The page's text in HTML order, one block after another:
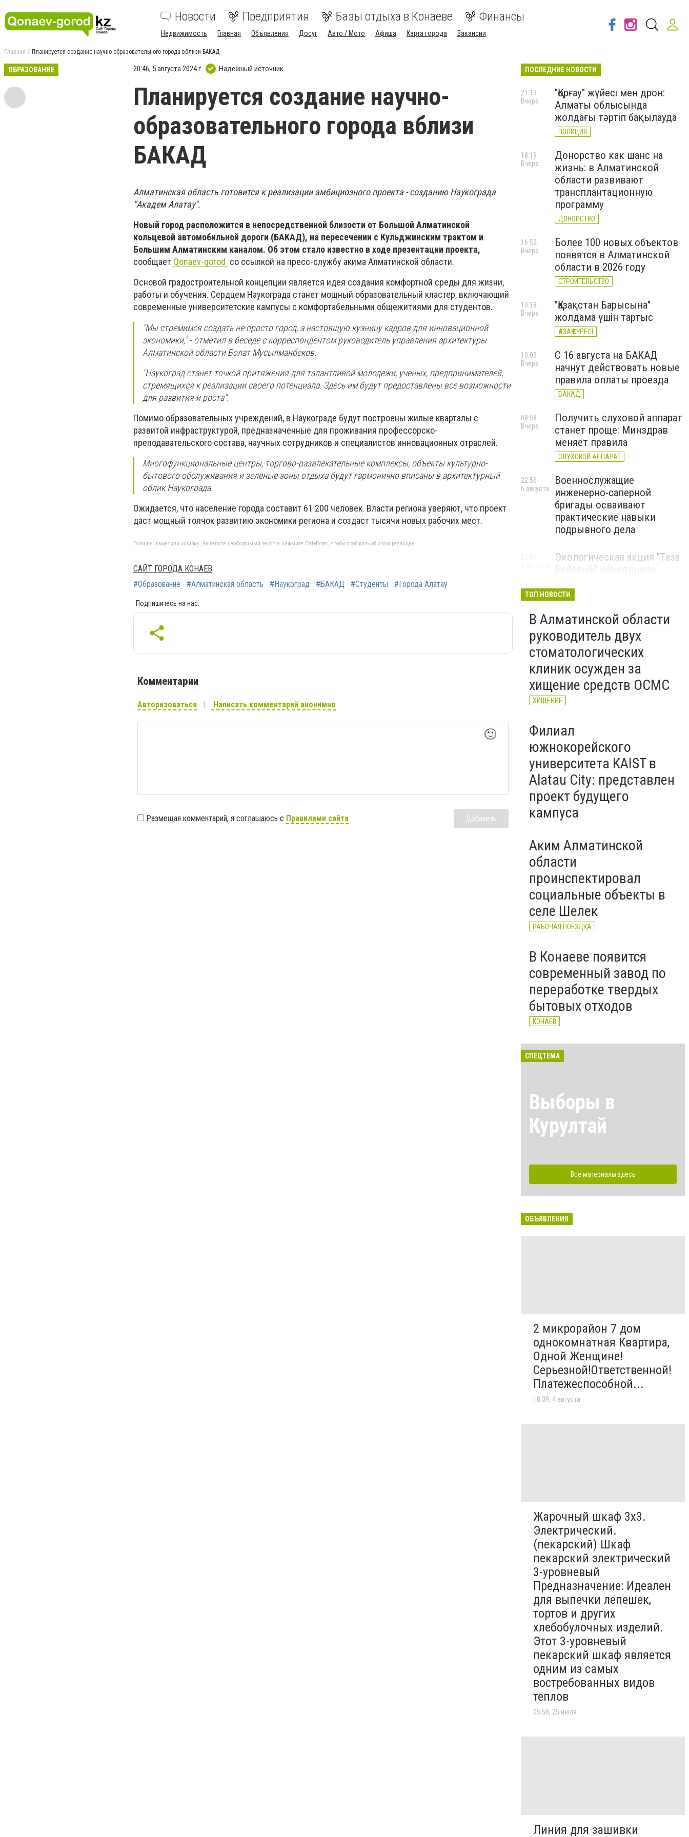
Новости Предприятия Базы отдыха в Конаеве Финансы
Недвижимость Главная Объявления Досуг Авто / Мото Афиша Карта города Вакансии
Главная Планируется создание научно-образовательного города вблизи БАКАД
ОБРАЗОВАНИЕ 20:46, 5 августа 2024 г. Надежный источник
Планируется создание научно-
образовательного города вблизи
БАКАД
Алматинская область готовится к реализации амбициозного проекта - созданию Наукограда
"Академ Алатау".
Новый город расположится в непосредственной близости от Большой Алматинской
кольцевой автомобильной дороги (БАКАД), на пересечении с Кульджинским трактом и
Большим Алматинским каналом. Об этом стало известно в ходе презентации проекта,
сообщает Qonaev-gorod со ссылкой на пресс-службу акима Алматинской области.
Основой градостроительной концепции является идея создания комфортной среды для жизни,
работы и обучения. Сердцем Наукограда станет мощный образовательный кластер, включающий
современные университетские кампусы с комфортабельными общежитиями для студентов.
"Мы стремимся создать не просто город, а настоящую кузницу кадров для инновационной
экономики," - отметил в беседе с корреспондентом руководитель управления архитектуры
Алматинской области Болат Мусылманбеков.
"Наукоград станет точкой притяжения для талантливой молодежи, ученых, предпринимателей,
стремящихся к реализации своего потенциала. Здесь им будут предоставлены все возможности
для развития и роста".
Помимо образовательных учреждений, в Наукограде будут построены жилые кварталы с
развитой инфраструктурой, предназначенные для проживания профессорско-
преподавательского состава, научных сотрудников и специалистов инновационных отраслей.
Многофункциональные центры, торгово-развлекательные комплексы, объекты культурно-
бытового обслуживания и зеленые зоны отдыха будут гармонично вписаны в архитектурный
облик Наукограда.
Ожидается, что население города составит 61 200 человек. Власти региона уверяют, что проект
даст мощный толчок развитию экономики региона и создаст тысячи новых рабочих мест.
Если вы заметили ошибку, выделите необходимый текст и нажмите Ctrl+Enter, чтобы сообщить об этом редакции
САЙТ ГОРОДА КОНАЕВ
#Образование
#Алматинская область #Наукоград #БАКАД #Студенты #Города Алатау
Подпишитесь на нас:
Комментарии
Авторизоваться Написать комментарий анонимно
🙂
Размещая комментарий, я соглашаюсь с Правилами сайта Добавить
ПОСЛЕДНИЕ НОВОСТИ
"Қорғау" жүйесі мен дрон:
Алматы облысында
жолдағы тәртіп бақылауда
ПОЛИЦИЯ
21:13
Вчера
Донорство как шанс на
жизнь: в Алматинской
области развивают
трансплантационную
программу
ДОНОРСТВО
18:19
Вчера
Более 100 новых объектов
появятся в Алматинской
области в 2026 году
СТРОИТЕЛЬСТВО
16:52
Вчера
"Қазақстан Барысына"
жолдама үшін тартыс
ҚАЗАҚ КҮРЕСІ
10:18
Вчера
С 16 августа на БАКАД
начнут действовать новые
правила оплаты проезда
БАКАД
10:03
Вчера
Получить слуховой аппарат
станет проще: Минздрав
меняет правила
СЛУХОВОЙ АППАРАТ
08:58
Вчера
Военнослужащие
инженерно-саперной
бригады осваивают
практические навыки
подрывного дела
22:56
6 августа
Экологическая акция "Таза
Бейсенбі" объединила
Алматинской области
ТОП НОВОСТИ
В Алматинской области
руководитель двух
стоматологических
клиник осужден за
хищение средств ОСМС
ХИЩЕНИЕ
Филиал
южнокорейского
университета KAIST в
Alatau City: представлен
проект будущего
кампуса
Аким Алматинской
области
проинспектировал
социальные объекты в
селе Шелек
РАБОЧАЯ ПОЕЗДКА
В Конаеве появится
современный завод по
переработке твердых
бытовых отходов
КОНАЕВ
СПЕЦТЕМА
Выборы в
Курултай
Все материалы здесь
ОБЪЯВЛЕНИЯ
2 микрорайон 7 дом
однокомнатная Квартира,
Одной Женщине!
Серьезной!Ответственной!
Платежеспособной...
18:39, 4 августа
Жарочный шкаф 3х3.
Электрический.
(пекарский) Шкаф
пекарский электрический
3-уровневый
Предназначение: Идеален
для выпечки лепешек,
тортов и других
хлебобулочных изделий.
Этот 3-уровневый
пекарский шкаф является
одним из самых
востребованных видов
теплов
05:58, 25 июля
Линия для зашивки